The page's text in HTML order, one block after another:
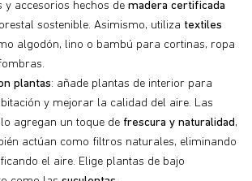
y accesorios hechos de madera certificada
sostenible. Asimismo, utiliza textiles
algodón, lino o bambú para cortinas, ropa
plantas: añade plantas de interior para
y mejorar la calidad del aire. Las
agregan un toque de frescura y naturalidad,
actúan como filtros naturales, eliminando
el aire. Elige plantas de bajo